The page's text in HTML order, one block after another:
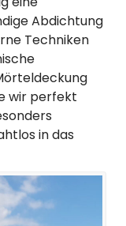
Abdichtung
Techniken
wir perfekt
in das